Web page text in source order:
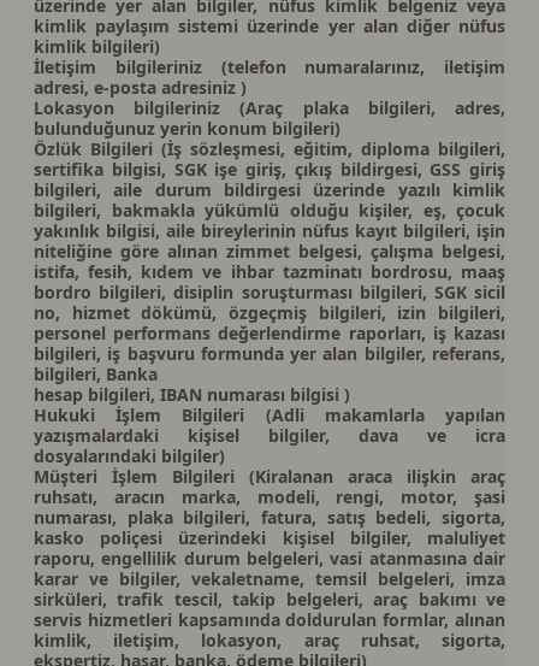
üzerinde yer alan bilgiler, nüfus kimlik belgeniz veya
kimlik paylaşım sistemi üzerinde yer alan diğer nüfus
kimlik bilgileri)
İletişim bilgileriniz (telefon numaralarınız, iletişim
adresi, e-posta adresiniz )
Lokasyon bilgileriniz (Araç plaka bilgileri, adres,
bulunduğunuz yerin konum bilgileri)
Özlük Bilgileri (İş sözleşmesi, eğitim, diploma bilgileri,
sertifika bilgisi, SGK işe giriş, çıkış bildirgesi, GSS giriş
bilgileri, aile durum bildirgesi üzerinde yazılı kimlik
bilgileri, bakmakla yükümlü olduğu kişiler, eş, çocuk
yakınlık bilgisi, aile bireylerinin nüfus kayıt bilgileri, işin
niteliğine göre alınan zimmet belgesi, çalışma belgesi,
istifa, fesih, kıdem ve ihbar tazminatı bordrosu, maaş
bordro bilgileri, disiplin soruşturması bilgileri, SGK sicil
no, hizmet dökümü, özgeçmiş bilgileri, izin bilgileri,
personel performans değerlendirme raporları, iş kazası
bilgileri, iş başvuru formunda yer alan bilgiler, referans,
bilgileri, Banka
hesap bilgileri, IBAN numarası bilgisi )
Hukuki İşlem Bilgileri (Adli makamlarla yapılan
yazışmalardaki kişisel bilgiler, dava ve icra
dosyalarındaki bilgiler)
Müşteri İşlem Bilgileri (Kiralanan araca ilişkin araç
ruhsatı, aracın marka, modeli, rengi, motor, şasi
numarası, plaka bilgileri, fatura, satış bedeli, sigorta,
kasko poliçesi üzerindeki kişisel bilgiler, maluliyet
raporu, engellilik durum belgeleri, vasi atanmasına dair
karar ve bilgiler, vekaletname, temsil belgeleri, imza
sirküleri, trafik tescil, takip belgeleri, araç bakımı ve
servis hizmetleri kapsamında doldurulan formlar, alınan
kimlik, iletişim, lokasyon, araç ruhsat, sigorta,
ekspertiz, hasar, banka, ödeme bilgileri)